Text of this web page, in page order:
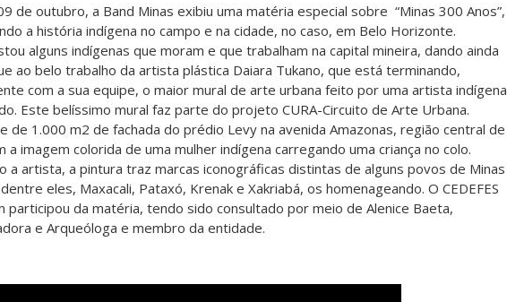
de outubro, a Band Minas exibiu uma matéria especial sobre “Minas 300 Anos”,
a história indígena no campo e na cidade, no caso, em Belo Horizonte.
alguns indígenas que moram e que trabalham na capital mineira, dando ainda
ao belo trabalho da artista plástica Daiara Tukano, que está terminando,
com a sua equipe, o maior mural de arte urbana feito por uma artista indígena
Este belíssimo mural faz parte do projeto CURA-Circuito de Arte Urbana.
de 1.000 m2 de fachada do prédio Levy na avenida Amazonas, região central de
a imagem colorida de uma mulher indígena carregando uma criança no colo.
a artista, a pintura traz marcas iconográficas distintas de alguns povos de Minas
eles, Maxacali, Pataxó, Krenak e Xakriabá, os homenageando. O CEDEFES
participou da matéria, tendo sido consultado por meio de Alenice Baeta,
e Arqueóloga e membro da entidade.